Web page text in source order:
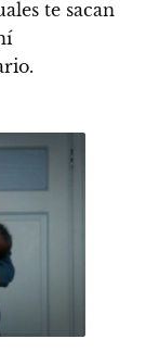
te sacan